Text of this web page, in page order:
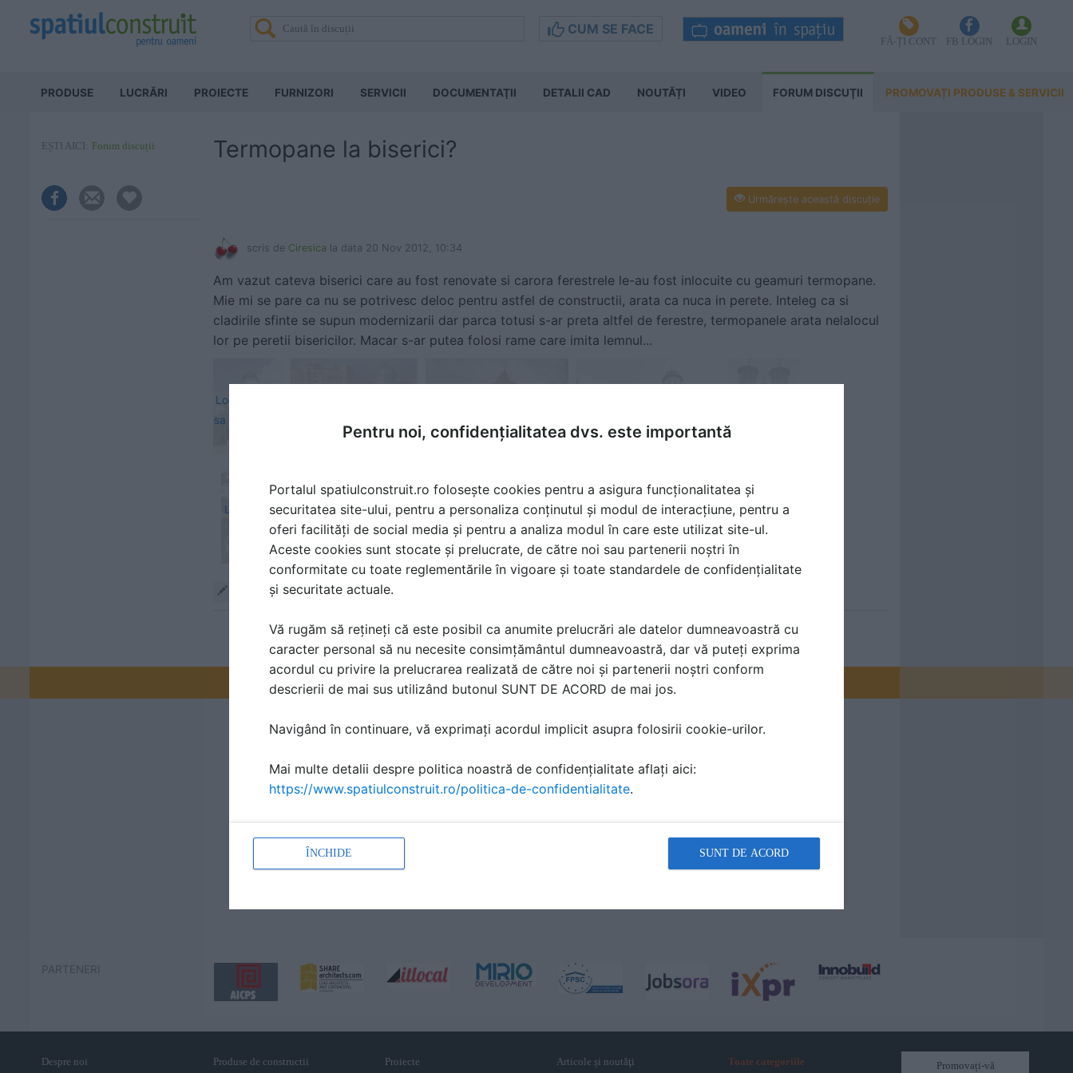
CUM SE FACE
FĂ-ȚI CONT FB LOGIN LOGIN
PRODUSE LUCRĂRI PROIECTE FURNIZORI SERVICII DOCUMENTAŢII DETALII CAD NOUTĂȚI VIDEO FORUM DISCUŢII PROMOVAȚI PRODUSE & SERVICII
EȘTI AICI: Forum discuții Termopane la biserici?
Urmăreşte această discuţie
scris de Ciresica la data 20 Nov 2012, 10:34
Am vazut cateva biserici care au fost renovate si carora ferestrele le-au fost inlocuite cu geamuri termopane.
Mie mi se pare ca nu se potrivesc deloc pentru astfel de constructii, arata ca nuca in perete. Inteleg ca si
cladirile sfinte se supun modernizarii dar parca totusi s-ar preta altfel de ferestre, termopanele arata nelalocul
lor pe peretii bisericilor. Macar s-ar putea folosi rame care imita lemnul...
Logheaza-te
sa vezi acest
Logheaza-te sa vezi acest fisier
Răspunde
Promovați-vă produsele și serviciile pe SpatiulConstruit.ro!
PARTENERI
Despre noi Produse de constructii Proiecte Articole și noutăţi Toate categoriile
Promovați-vă
Pentru noi, confidențialitatea dvs. este importantă
Portalul spatiulconstruit.ro folosește cookies pentru a asigura funcționalitatea și
securitatea site-ului, pentru a personaliza conținutul și modul de interacțiune, pentru a
oferi facilități de social media și pentru a analiza modul în care este utilizat site-ul.
Aceste cookies sunt stocate și prelucrate, de către noi sau partenerii noștri în
conformitate cu toate reglementările în vigoare și toate standardele de confidențialitate
și securitate actuale.
Vă rugăm să rețineți că este posibil ca anumite prelucrări ale datelor dumneavoastră cu
caracter personal să nu necesite consimțământul dumneavoastră, dar vă puteți exprima
acordul cu privire la prelucrarea realizată de către noi și partenerii noștri conform
descrierii de mai sus utilizând butonul SUNT DE ACORD de mai jos.
Navigând în continuare, vă exprimați acordul implicit asupra folosirii cookie-urilor.
Mai multe detalii despre politica noastră de confidențialitate aflați aici:
https://www.spatiulconstruit.ro/politica-de-confidentialitate.
ÎNCHIDE SUNT DE ACORD